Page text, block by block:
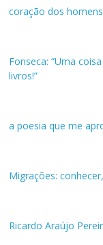
coração dos
Fonseca: “Uma
livros!”
a poesia que me
Migrações:
Ricardo Araújo